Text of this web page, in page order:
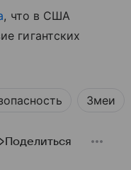
, что в США
гигантских
Змеи
Поделиться